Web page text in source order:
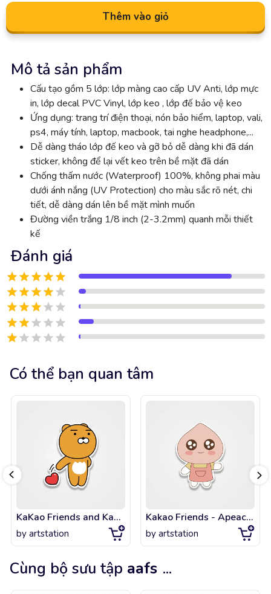
Thêm vào giỏ
Mô tả sản phẩm
Cấu tạo gồm 5 lớp: lớp màng cao cấp UV Anti, lớp mực
in, lớp decal PVC Vinyl, lớp keo , lớp đế bảo vệ keo
Ứng dụng: trang trí điện thoại, nón bảo hiểm, laptop, vali,
ps4, máy tính, laptop, macbook, tai nghe headphone,...
Dễ dàng tháo lớp đế keo và gỡ bỏ dễ dàng khi đã dán
sticker, không để lại vết keo trên bề mặt đã dán
Chống thấm nước (Waterproof) 100%, không phai màu
dưới ánh nắng (UV Protection) cho màu sắc rõ nét, chi
tiết, dễ dàng dán lên bề mặt mình muốn
Đường viền trắng 1/8 inch (2-3.2mm) quanh mỗi thiết
kế
Đánh giá
Có thể bạn quan tâm
KaKao Friends and KaKaoTalk - Bravo Ryan Edition
by artstation
Kakao Friends - Apeach Fruit Store
by artstation
Cùng bộ sưu tập aafs ...